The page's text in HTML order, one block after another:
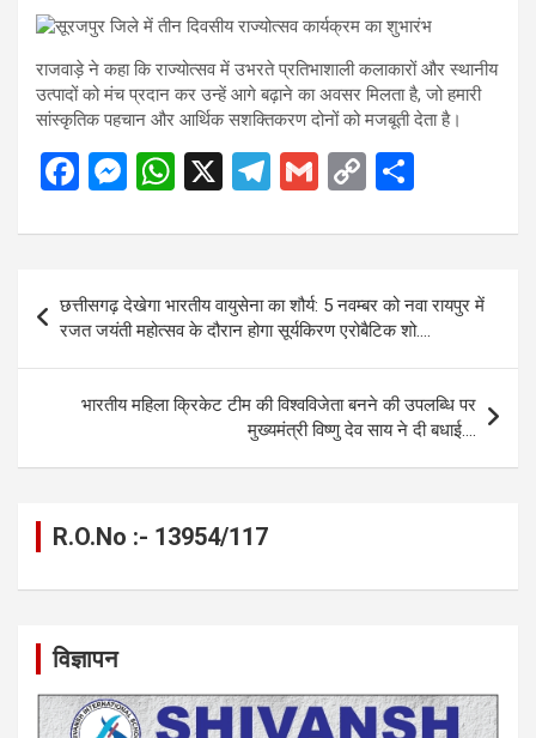
राजवाड़े ने कहा कि राज्योत्सव में उभरते प्रतिभाशाली कलाकारों और स्थानीय
उत्पादों को मंच प्रदान कर उन्हें आगे बढ़ाने का अवसर मिलता है, जो हमारी
सांस्कृतिक पहचान और आर्थिक सशक्तिकरण दोनों को मजबूती देता है।
F
ce
b
o
o
k
M
se
n
g
er
W
at
s
A
p
p
X
T
e
gr
a
m
G
ail
C
py
Li
n
k
ar
navigation
छत्तीसगढ़ देखेगा भारतीय वायुसेना का शौर्य: 5 नवम्बर को नवा रायपुर में
रजत जयंती महोत्सव के दौरान होगा सूर्यकिरण एरोबैटिक शो….
भारतीय महिला क्रिकेट टीम की विश्वविजेता बनने की उपलब्धि पर
मुख्यमंत्री विष्णु देव साय ने दी बधाई….
R.O.No :- 13954/117
विज्ञापन